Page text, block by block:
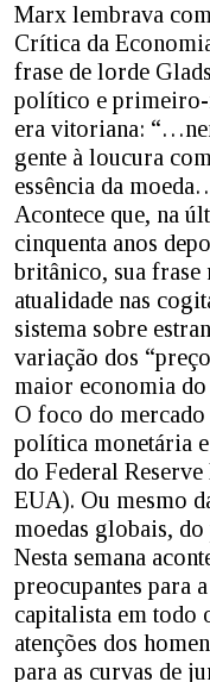
Marx lembrava
Crítica da
frase de lorde
político e
era vitoriana:
gente à loucura
essência da
Acontece que, na
cinquenta anos
britânico, sua frase
atualidade nas
sistema sobre
variação dos
maior economia do
O foco do mercado
política monetária
do Federal
EUA). Ou mesmo
moedas globais,
Nesta semana
preocupantes para
capitalista em todo
atenções dos
para as curvas de